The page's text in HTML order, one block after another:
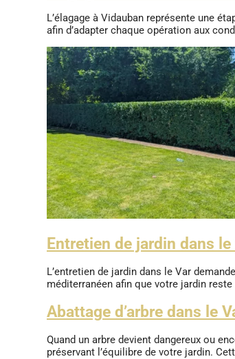
L’élagage à Vidauban représente une
afin d’adapter chaque opération aux
Entretien de jardin dans
L’entretien de jardin dans le Var
méditerranéen afin que votre jardin
Abattage d’arbre dans le
Quand un arbre devient dangereux ou
préservant l’équilibre de votre jardin.